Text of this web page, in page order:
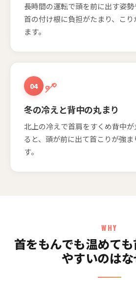
長時間の運転で頭を前に出す姿勢
首の付け根に負担がたまり、こり
ます。
04
冬の冷えと背中の丸まり
北上の冷えで首肩をすくめ背中が
ると、頭が前に出て首こりが強
す。
WHY
首をもんでも温めて
やすいのはな